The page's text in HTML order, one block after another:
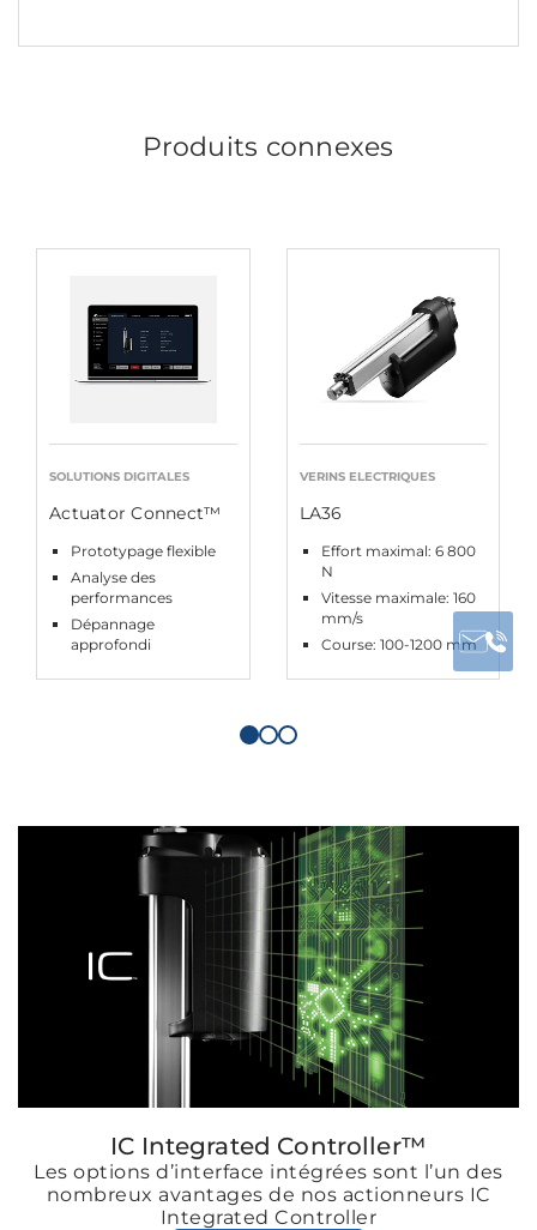
Produits connexes
SOLUTIONS DIGITALES
Actuator Connect™
Prototypage flexible
Analyse des
performances
Dépannage
approfondi
VERINS ELECTRIQUES
LA36
Effort maximal: 6 800
N
Vitesse maximale: 160
mm/s
Course: 100-1200 mm
IC Integrated Controller™
Les options d’interface intégrées sont l’un des
nombreux avantages de nos actionneurs IC
Integrated Controller